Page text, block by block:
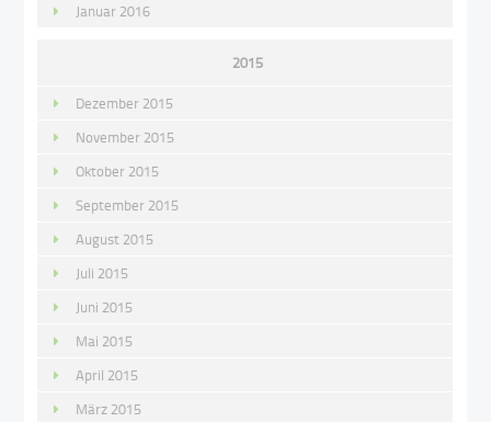
Januar 2016
2015
Dezember 2015
November 2015
Oktober 2015
September 2015
August 2015
Juli 2015
Juni 2015
Mai 2015
April 2015
März 2015